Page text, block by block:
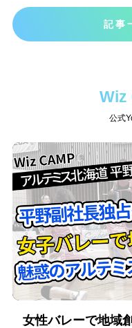
記事
Wiz
公式
女性バレーで地域